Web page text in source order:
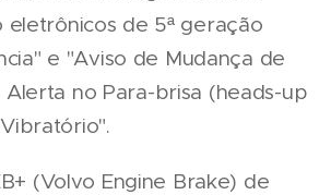
eletrônicos de 5ª geração
e "Aviso de Mudança de
no Para-brisa (heads-up
(Volvo Engine Brake) de